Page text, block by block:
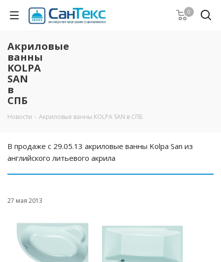
0
Акриловые
ванны
KOLPA
SAN
в
СПБ
Новости - Акриловые ванны KOLPA SAN в СПБ
В продаже с 29.05.13 акриловые ванны Kolpa San из
английского литьевого акрила
27 мая 2013